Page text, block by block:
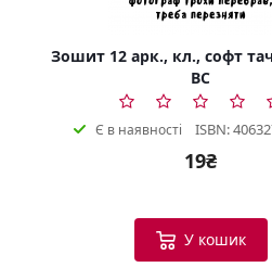
Зошит 12 арк., кл., софт
BC
Є в наявності ISBN:
19₴
У кошик